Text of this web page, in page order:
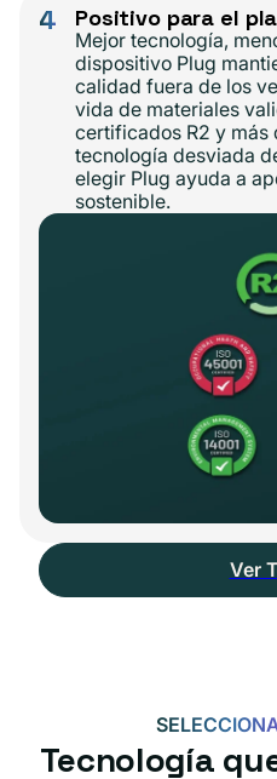
4 Positivo para el
Mejor tecnología,
dispositivo Plug
calidad fuera de los
vida de materiales
certificados R2 y más
tecnología desviada
elegir Plug ayuda a
sostenible.
Ver
Tecnología